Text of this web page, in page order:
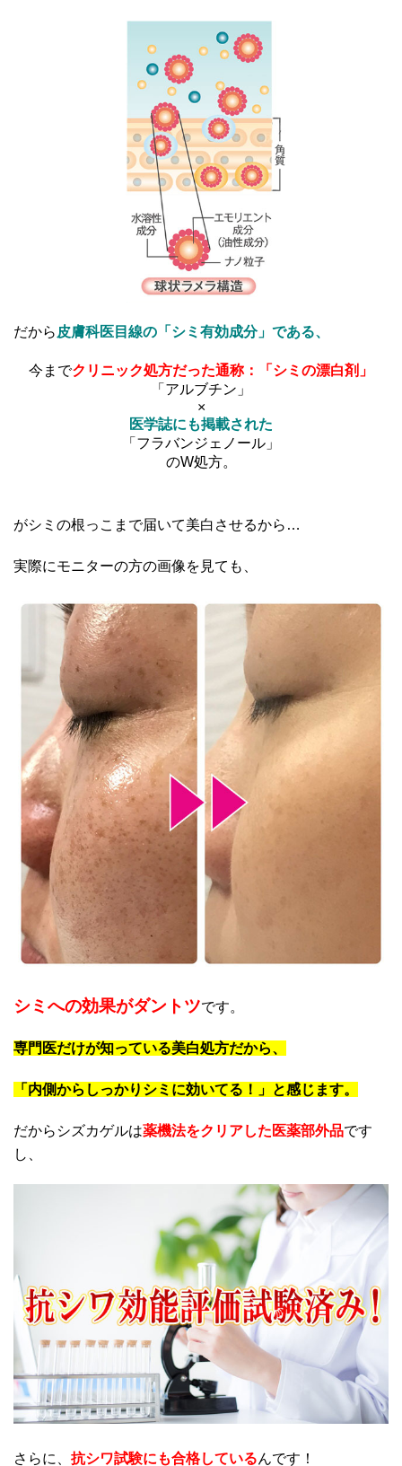
だから 皮膚科医目線の「シミ有効成分」である、
今までクリニック処方だった通称：「シミの漂白剤」
「アルブチン」
×
医学誌にも掲載された
「フラバンジェノール」
のW処方。
がシミの根っこまで届いて美白させるから…
実際にモニターの方の画像を見ても、
シミへの効果がダントツです。
専門医だけが知っている美白処方だから、
「内側からしっかりシミに効いてる！」と感じます。
だからシズカゲルは薬機法をクリアした医薬部外品です
し、
さらに、 抗シワ試験にも合格しているんです！